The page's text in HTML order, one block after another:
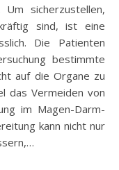
sicherzustellen,
sind, ist eine
Die Patienten
bestimmte
auf die Organe zu
das Vermeiden von
im Magen-Darm-
kann nicht nur